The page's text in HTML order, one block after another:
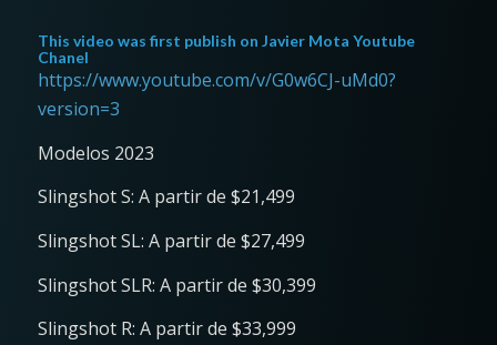
This video was first publish on Javier Mota Youtube
Chanel
https://www.youtube.com/v/G0w6CJ-uMd0?
version=3
Modelos 2023
Slingshot S: A partir de $21,499
Slingshot SL: A partir de $27,499
Slingshot SLR: A partir de $30,399
Slingshot R: A partir de $33,999